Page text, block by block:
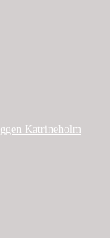
Katrineholm